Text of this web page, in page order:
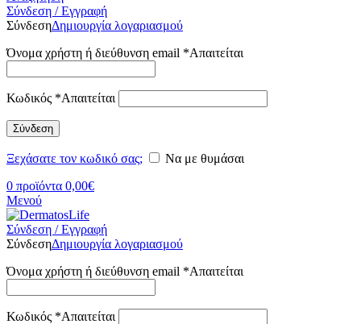
Σύνδεση / Εγγραφή
ΣύνδεσηΔημιουργία λογαριασμού
Όνομα χρήστη ή διεύθυνση email *Απαιτείται
Κωδικός *Απαιτείται
Σύνδεση
Ξεχάσατε τον κωδικό σας;
Να με θυμάσαι
0 προϊόντα 0,00€
Μενού
Σύνδεση / Εγγραφή
ΣύνδεσηΔημιουργία λογαριασμού
Όνομα χρήστη ή διεύθυνση email *Απαιτείται
Κωδικός *Απαιτείται